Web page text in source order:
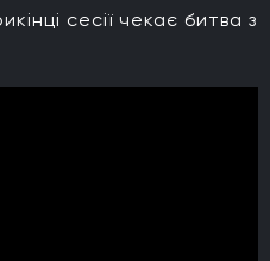
сесії чекає битва з